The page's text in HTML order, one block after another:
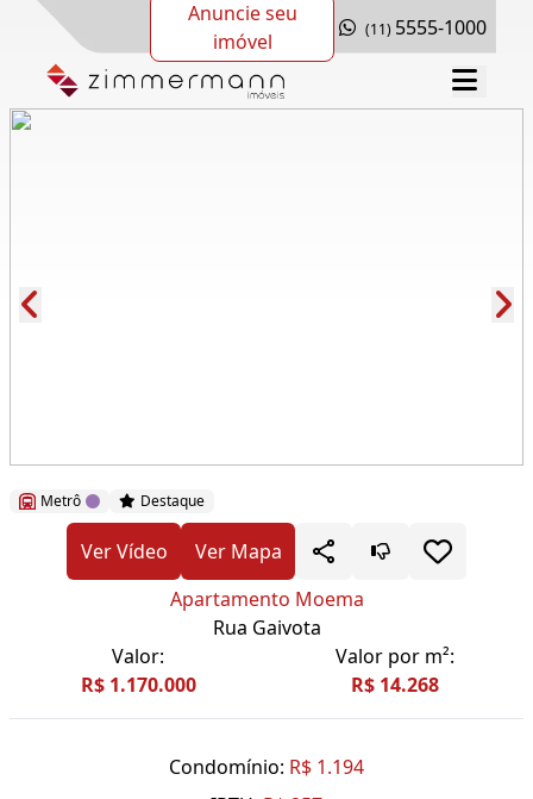
Anuncie seu
imóvel
(11) 5555-1000
Metrô Destaque
Ver Vídeo
Ver Mapa
Apartamento Moema
Rua Gaivota
Valor:
R$ 1.170.000
Valor por m²:
R$ 14.268
Condomínio: R$ 1.194